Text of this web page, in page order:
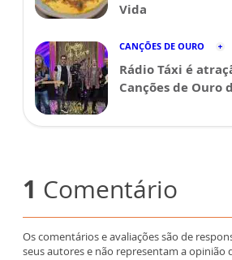
Vida
CANÇÕES DE OURO
Rádio Táxi é
Canções de Ouro
1 Comentário
Os comentários e avaliações são de
seus autores e não representam a opinião